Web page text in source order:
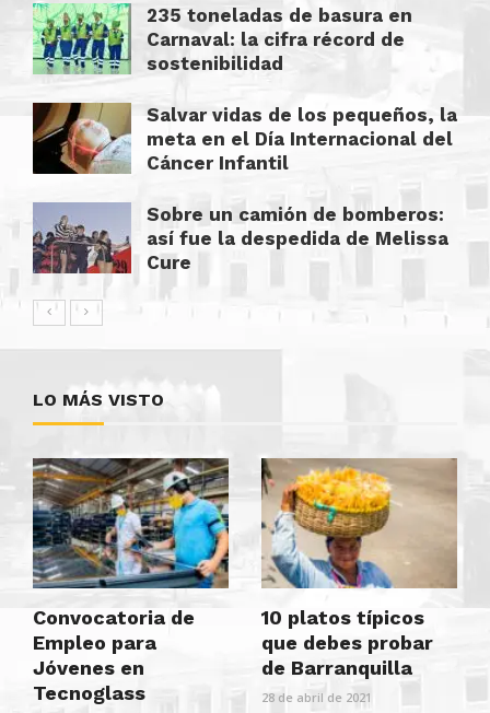
235 toneladas de basura en
Carnaval: la cifra récord de
sostenibilidad
Salvar vidas de los pequeños, la
meta en el Día Internacional del
Cáncer Infantil
Sobre un camión de bomberos:
así fue la despedida de Melissa
Cure
LO MÁS VISTO
Convocatoria de
Empleo para
Jóvenes en
Tecnoglass
10 platos típicos
que debes probar
de Barranquilla
28 de abril de 2021